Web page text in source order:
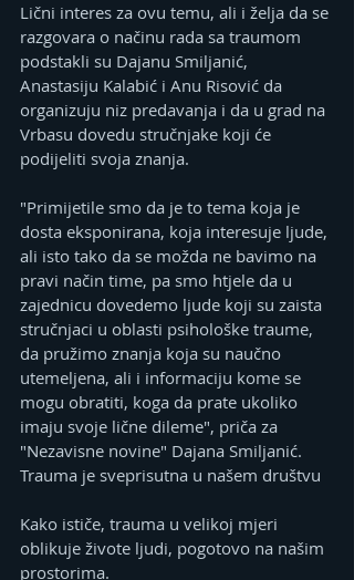
Lični interes za ovu temu, ali i želja da se
razgovara o načinu rada sa traumom
podstakli su Dajanu Smiljanić,
Anastasiju Kalabić i Anu Risović da
organizuju niz predavanja i da u grad na
Vrbasu dovedu stručnjake koji će
podijeliti svoja znanja.
"Primijetile smo da je to tema koja je
dosta eksponirana, koja interesuje ljude,
ali isto tako da se možda ne bavimo na
pravi način time, pa smo htjele da u
zajednicu dovedemo ljude koji su zaista
stručnjaci u oblasti psihološke traume,
da pružimo znanja koja su naučno
utemeljena, ali i informaciju kome se
mogu obratiti, koga da prate ukoliko
imaju svoje lične dileme", priča za
"Nezavisne novine" Dajana Smiljanić.
Trauma je sveprisutna u našem društvu
Kako ističe, trauma u velikoj mjeri
oblikuje živote ljudi, pogotovo na našim
prostorima.